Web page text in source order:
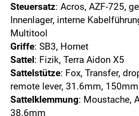
Steuersatz: Acros, AZF-725,
Innenlager, interne
Multitool
Griffe: SB3, Hornet
Sattel: Fizik, Terra Aidon X5
Sattelstütze: Fox, Transfer,
remote lever, 31.6mm, 150mm
Sattelklemmung: Moustache,
38.6mm